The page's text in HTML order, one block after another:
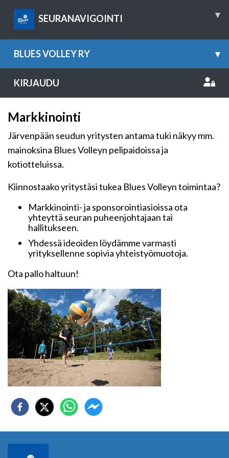
SEURANAVIGOINTI ▾
BLUES VOLLEY RY ▾
KIRJAUDU
Markkinointi
Järvenpään seudun yritysten antama tuki näkyy mm.
mainoksina Blues Volleyn pelipaidoissa ja
kotiotteluissa.
Kiinnostaako yritystäsi tukea Blues Volleyn toimintaa?
Markkinointi- ja sponsorointiasioissa ota
yhteyttä seuran puheenjohtajaan tai
hallitukseen.
Yhdessä ideoiden löydämme varmasti
yrityksellenne sopivia yhteistyömuotoja.
Ota pallo haltuun!